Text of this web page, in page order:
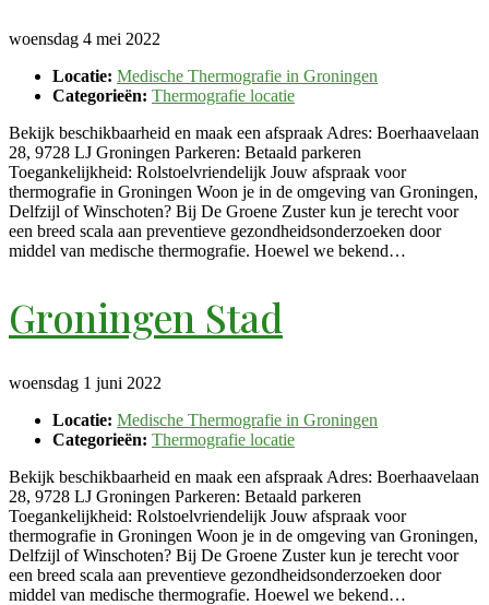
woensdag 4 mei 2022
Locatie: Medische Thermografie in Groningen
Categorieën: Thermografie locatie
Bekijk beschikbaarheid en maak een afspraak Adres: Boerhaavelaan
28, 9728 LJ Groningen Parkeren: Betaald parkeren
Toegankelijkheid: Rolstoelvriendelijk Jouw afspraak voor
thermografie in Groningen Woon je in de omgeving van Groningen,
Delfzijl of Winschoten? Bij De Groene Zuster kun je terecht voor
een breed scala aan preventieve gezondheidsonderzoeken door
middel van medische thermografie. Hoewel we bekend…
Groningen Stad
woensdag 1 juni 2022
Locatie: Medische Thermografie in Groningen
Categorieën: Thermografie locatie
Bekijk beschikbaarheid en maak een afspraak Adres: Boerhaavelaan
28, 9728 LJ Groningen Parkeren: Betaald parkeren
Toegankelijkheid: Rolstoelvriendelijk Jouw afspraak voor
thermografie in Groningen Woon je in de omgeving van Groningen,
Delfzijl of Winschoten? Bij De Groene Zuster kun je terecht voor
een breed scala aan preventieve gezondheidsonderzoeken door
middel van medische thermografie. Hoewel we bekend…